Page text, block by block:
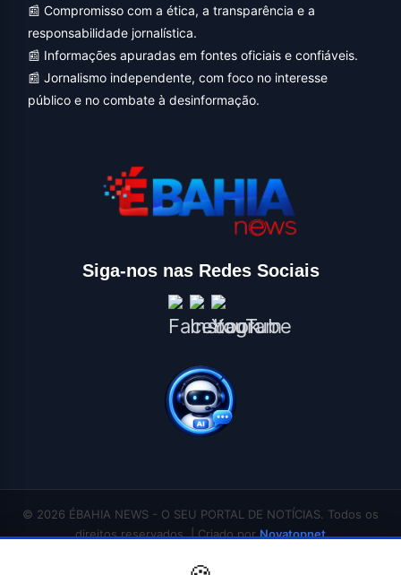
📰 Compromisso com a ética, a transparência e a
responsabilidade jornalística.
📰 Informações apuradas em fontes oficiais e confiáveis.
📰 Jornalismo independente, com foco no interesse
público e no combate à desinformação.
Siga-nos nas Redes Sociais
© 2026 ÉBAHIA NEWS - O SEU PORTAL DE NOTÍCIAS. Todos os
direitos reservados. | Criado porNovatopnet
ECONOMIA